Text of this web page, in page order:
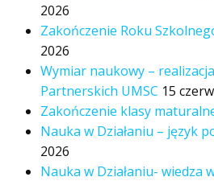
2026
Zakończenie Roku
2026
Wymiar naukowy –
Partnerskich UMSC 15
Zakończenie klasy
Nauka w Działaniu – język
2026
Nauka w Działaniu- wiedza